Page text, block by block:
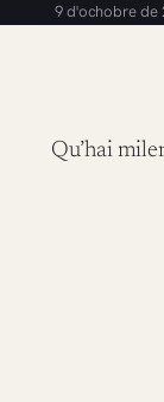
9 d'ochobre de
Qu’hai